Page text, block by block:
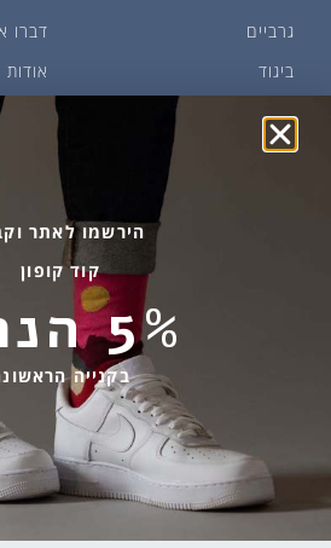
גרביים
ביגוד
פקעות ובצלים
דברו
אודות
איפה
החלפות והחזרות
אספקה ומשלוחים
הצהרת נגישות
מדיניות פרטיות
ימים א׳-
הירשמו לאתר
קוד קופון
5% הנחה
בקנייה